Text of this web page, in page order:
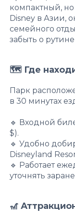
компактный,
Disney в Азии,
семейного
забыть о
🗺 Где
Парк
в 30 минутах
🔹 Входной
$).
🔹 Удобно
Disneyland
🔹 Работает
уточнять
🎢